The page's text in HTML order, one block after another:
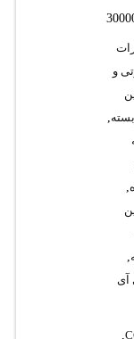
و
,
,
,
آی
,